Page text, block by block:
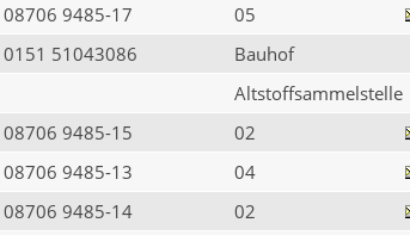
08706 9485-17 05
0151 51043086
Bauhof
Altstoffsammelstelle
08706 9485-15 02
08706 9485-13 04
08706 9485-14 02